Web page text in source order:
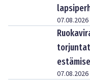
07.08.2026
07.08.2026